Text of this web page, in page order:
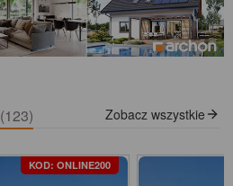
(123) Zobacz wszystkie
KOD: ONLINE200